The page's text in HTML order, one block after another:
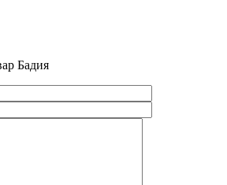
Бадия